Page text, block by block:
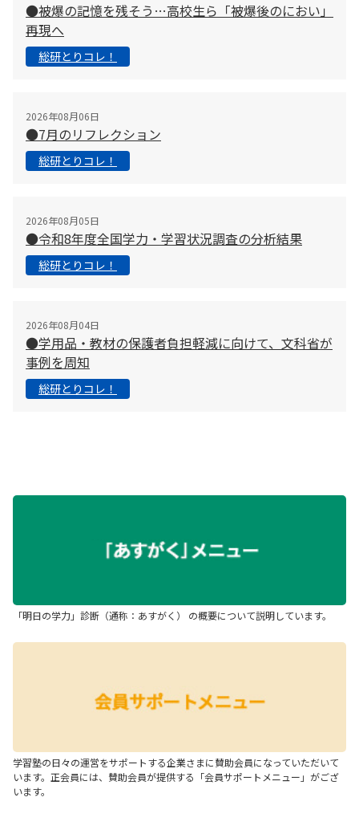
●被爆の記憶を残そう…高校生ら「被爆後のにおい」
再現へ
総研とりコレ！
2026年08月06日
●7月のリフレクション
総研とりコレ！
2026年08月05日
●令和8年度全国学力・学習状況調査の分析結果
総研とりコレ！
2026年08月04日
●学用品・教材の保護者負担軽減に向けて、文科省が
事例を周知
総研とりコレ！
「明日の学力」診断（通称：あすがく） の概要について説明しています。
学習塾の日々の運営をサポートする企業さまに賛助会員になっていただいて
います。正会員には、賛助会員が提供する「会員サポートメニュー」がござ
います。